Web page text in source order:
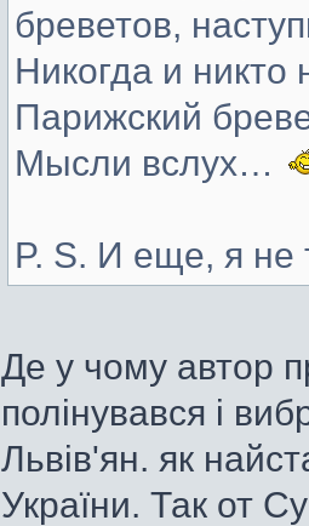
бреветов,
Никогда и
Парижский
Мысли вслух…
P. S. И еще, я не
Де у чому автор
полінувався і
Львів'ян. як
України. Так от